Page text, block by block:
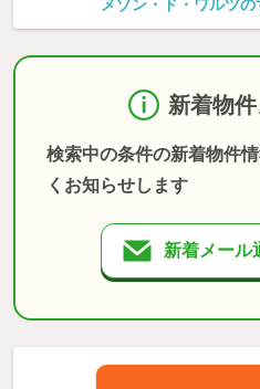
メゾン・ド・ワルツ
新着物
検索中の条件の新着物件
くお知らせします
新着メール